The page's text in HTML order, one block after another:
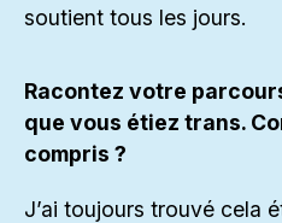
soutient tous les jours.
Racontez votre
que vous étiez trans.
compris ?
J’ai toujours trouvé cela